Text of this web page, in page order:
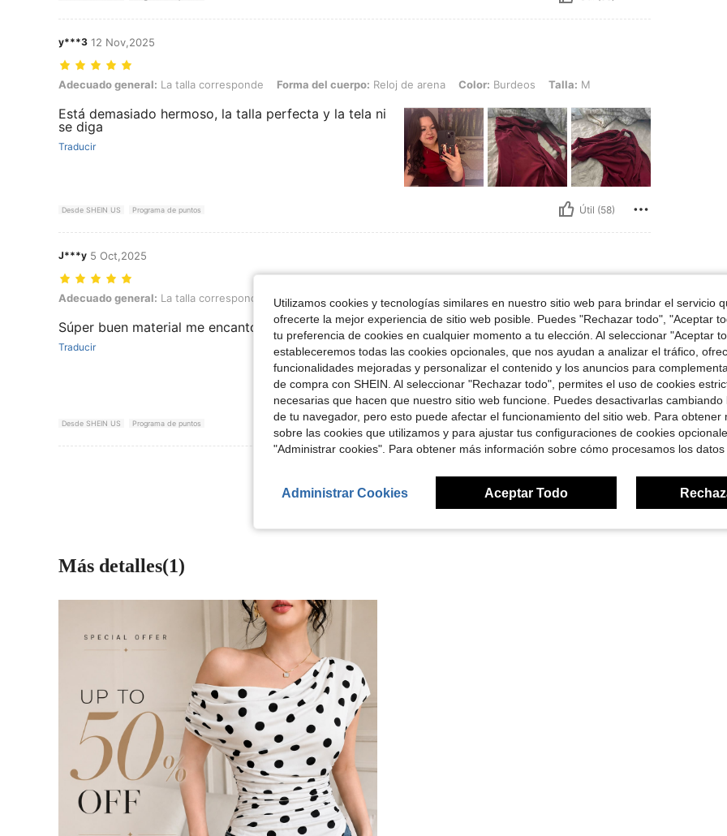
y***3 12 Nov,2025
Adecuado general: La talla corresponde, Forma del cuerpo: Reloj de arena, Color: Burdeos, Talla: M
Adecuado general: La talla corresponde Forma del cuerpo: Reloj de arena Color: Burdeos Talla: M
Está demasiado hermoso, la talla perfecta y la tela ni
se diga
Traducir
Desde SHEIN US Programa de puntos Útil (58)
J***y 5 Oct,2025
Adecuado general: La talla corresponde, Color: Beis, Talla: S
Adecuado general: La talla corresponde Color: Talla: S
Súper buen material me encantó 10/10
Traducir
Desde SHEIN US Programa de puntos Útil (53)
Más detalles(1)
Utilizamos cookies y tecnologías similares en nuestro sitio web para brindar el servicio
ofrecerte la mejor experiencia de sitio web posible. Puedes "Rechazar todo", "Aceptar
tu preferencia de cookies en cualquier momento a tu elección. Al seleccionar "Aceptar
estableceremos todas las cookies opcionales, que nos ayudan a analizar el tráfico,
funcionalidades mejoradas y personalizar el contenido y los anuncios para
de compra con SHEIN. Al seleccionar "Rechazar todo", permites el uso de cookies
necesarias que hacen que nuestro sitio web funcione. Puedes desactivarlas cambiando
de tu navegador, pero esto puede afectar el funcionamiento del sitio web. Para obtener
sobre las cookies que utilizamos y para ajustar tus configuraciones de cookies
"Administrar cookies". Para obtener más información sobre cómo procesamos los datos
Administrar Cookies Aceptar Todo